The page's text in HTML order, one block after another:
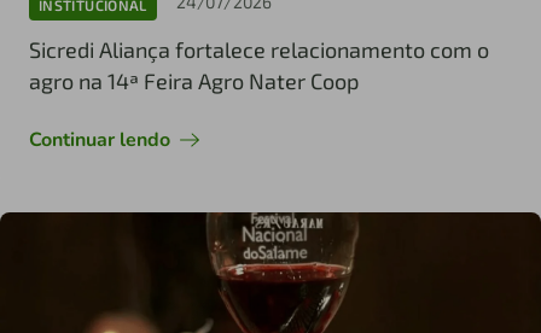
INSTITUCIONAL
Sicredi Aliança fortalece relacionamento com o
agro na 14ª Feira Agro Nater Coop
Continuar lendo